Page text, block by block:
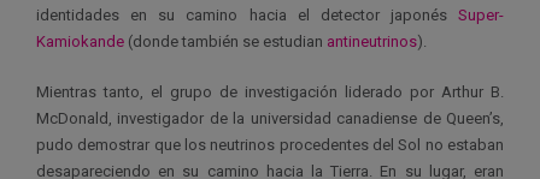
identidades en su camino hacia el detector japonés Super-
Kamiokande (donde también se estudian antineutrinos).
Mientras tanto, el grupo de investigación liderado por Arthur B.
McDonald, investigador de la universidad canadiense de Queen’s,
pudo demostrar que los neutrinos procedentes del Sol no estaban
desapareciendo en su camino hacia la Tierra. En su lugar, eran